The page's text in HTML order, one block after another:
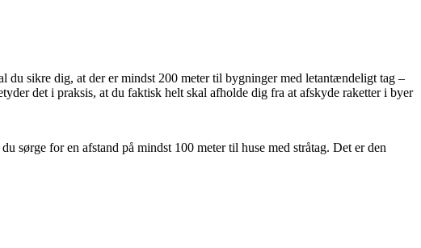
sikre dig, at der er mindst 200 meter til bygninger med letantændeligt tag –
det i praksis, at du faktisk helt skal afholde dig fra at afskyde raketter i byer
for en afstand på mindst 100 meter til huse med stråtag. Det er den